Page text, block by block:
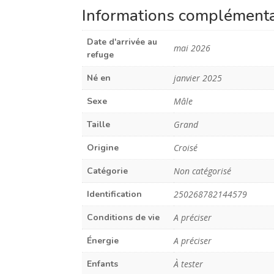
Informations
Date d'arrivée au
refuge
mai 2026
Né en
janvier 2025
Sexe
Mâle
Taille
Grand
Origine
Croisé
Catégorie
Non catégorisé
Identification
250268782144579
Conditions de vie
A préciser
Énergie
A préciser
Enfants
À tester